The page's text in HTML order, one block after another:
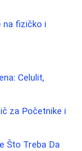
na fizičko i
Celulit,
za Početnike i
Što Treba Da